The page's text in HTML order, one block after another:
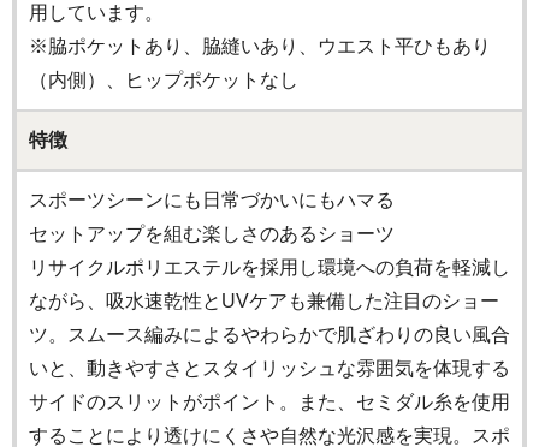
用しています。
※脇ポケットあり、脇縫いあり、ウエスト平ひもあり
（内側）、ヒップポケットなし
特徴
スポーツシーンにも日常づかいにもハマる
セットアップを組む楽しさのあるショーツ
リサイクルポリエステルを採用し環境への負荷を軽減し
ながら、吸水速乾性とUVケアも兼備した注目のショー
ツ。スムース編みによるやわらかで肌ざわりの良い風合
いと、動きやすさとスタイリッシュな雰囲気を体現する
サイドのスリットがポイント。また、セミダル糸を使用
することにより透けにくさや自然な光沢感を実現。スポ